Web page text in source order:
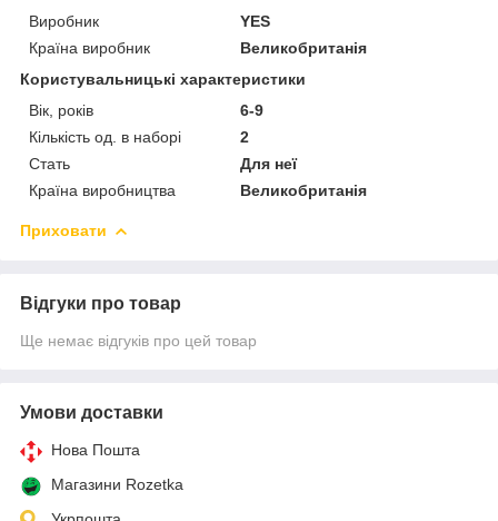
Виробник
YES
Країна виробник
Великобританія
Користувальницькі характеристики
Вік, років
6-9
Кількість од. в наборі
2
Стать
Для неї
Країна виробництва
Великобританія
Приховати
Відгуки про товар
Ще немає відгуків про цей товар
Умови доставки
Нова Пошта
Магазини Rozetka